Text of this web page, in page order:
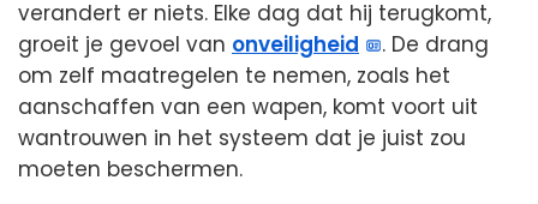
verandert er niets. Elke dag dat hij terugkomt,
groeit je gevoel van onveiligheid
. De drang
om zelf maatregelen te nemen, zoals het
aanschaffen van een wapen, komt voort uit
wantrouwen in het systeem dat je juist zou
moeten beschermen.